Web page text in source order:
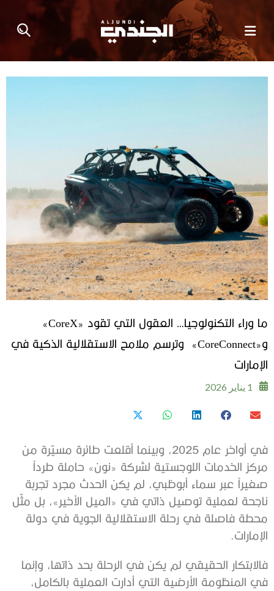
ما وراء التكنولوجيا… العقول التي تقود «CoreX»
و«CoreConnect» وترسم ملامح الاستقلالية الذكية في
الإمارات
1 يناير 2026
في أواخر عام 2025، وبينما أقلعت طائرة مسيّرة من
مركز الخدمات اللوجستية لشركة «نون» حاملة طرداً
صغيراً عبر سماء أبوظبي، لم يكن الحدث مجرد تجربة
ناجحة لعملية توصيل ذاتي في «الميل الأخير»، بل مثّل
محطة فاصلة في رحلة الاستقلالية الجوية في دولة
الإمارات.
فالابتكار الحقيقي لم يكن في الرحلة بحد ذاتها، وإنما
في المنظومة الأرضية التي أدارت العملية بالكامل،